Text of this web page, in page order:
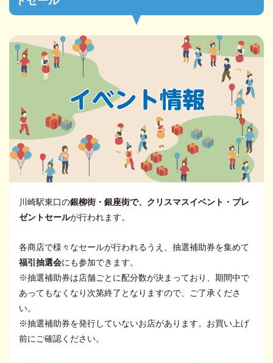
川崎駅東口の銀柳街・銀座街で、クリスマスイベント・プレ
ゼントセールが行われます。
各商店で様々なセールが行われるうえ、抽選補助券を集めて
福引抽選会にも参加できます。
※抽選補助券は店舗ごとに配分数が決まっており、期間中で
あってもなくなり次第終了となりますので、ご了承くださ
い。
※抽選補助券を発行していないお店があります。お買い上げ
前にご確認ください。